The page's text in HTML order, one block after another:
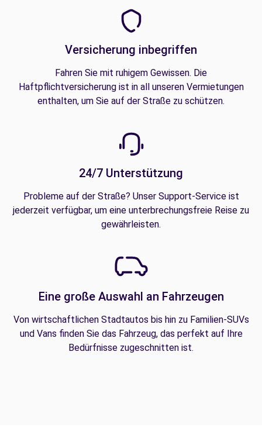
Versicherung inbegriffen
Fahren Sie mit ruhigem Gewissen. Die
Haftpflichtversicherung ist in all unseren Vermietungen
enthalten, um Sie auf der Straße zu schützen.
24/7 Unterstützung
Probleme auf der Straße? Unser Support-Service ist
jederzeit verfügbar, um eine unterbrechungsfreie Reise zu
gewährleisten.
Eine große Auswahl an Fahrzeugen
Von wirtschaftlichen Stadtautos bis hin zu Familien-SUVs
und Vans finden Sie das Fahrzeug, das perfekt auf Ihre
Bedürfnisse zugeschnitten ist.